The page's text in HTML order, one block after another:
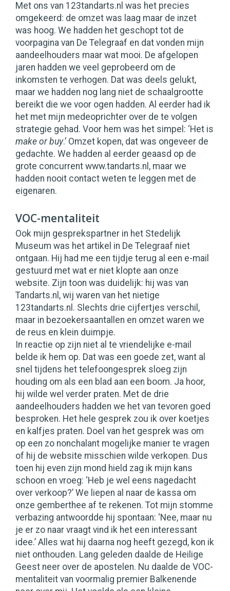
Met ons van 123tandarts.nl was het precies
omgekeerd: de omzet was laag maar de inzet
was hoog. We hadden het geschopt tot de
voorpagina van De Telegraaf en dat vonden mijn
aandeelhouders maar wat mooi. De afgelopen
jaren hadden we veel geprobeerd om de
inkomsten te verhogen. Dat was deels gelukt,
maar we hadden nog lang niet de schaalgrootte
bereikt die we voor ogen hadden. Al eerder had ik
het met mijn medeoprichter over de te volgen
strategie gehad. Voor hem was het simpel: ‘Het is
make or buy.’ Omzet kopen, dat was ongeveer de
gedachte. We hadden al eerder geaasd op de
grote concurrent www.tandarts.nl, maar we
hadden nooit contact weten te leggen met de
eigenaren.
VOC-mentaliteit
Ook mijn gesprekspartner in het Stedelijk
Museum was het artikel in De Telegraaf niet
ontgaan. Hij had me een tijdje terug al een e-mail
gestuurd met wat er niet klopte aan onze
website. Zijn toon was duidelijk: hij was van
Tandarts.nl, wij waren van het nietige
123tandarts.nl. Slechts drie cijfertjes verschil,
maar in bezoekersaantallen en omzet waren we
de reus en klein duimpje.
In reactie op zijn niet al te vriendelijke e-mail
belde ik hem op. Dat was een goede zet, want al
snel tijdens het telefoongesprek sloeg zijn
houding om als een blad aan een boom. Ja hoor,
hij wilde wel verder praten. Met de drie
aandeelhouders hadden we het van tevoren goed
besproken. Het hele gesprek zou ik over koetjes
en kalfjes praten. Doel van het gesprek was om
op een zo nonchalant mogelijke manier te vragen
of hij de website misschien wilde verkopen. Dus
toen hij even zijn mond hield zag ik mijn kans
schoon en vroeg: ‘Heb je wel eens nagedacht
over verkoop?’ We liepen al naar de kassa om
onze gemberthee af te rekenen. Tot mijn stomme
verbazing antwoordde hij spontaan: ‘Nee, maar nu
je er zo naar vraagt vind ik het een interessant
idee.’ Alles wat hij daarna nog heeft gezegd, kon ik
niet onthouden. Lang geleden daalde de Heilige
Geest neer over de apostelen. Nu daalde de VOC-
mentaliteit van voormalig premier Balkenende